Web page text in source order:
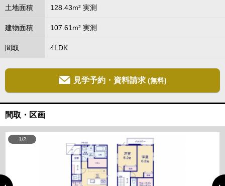
土地面積 128.43m² 実測
建物面積 107.61m² 実測
間取 4LDK
見学予約・資料請求 (無料)
間取・区画
1/2